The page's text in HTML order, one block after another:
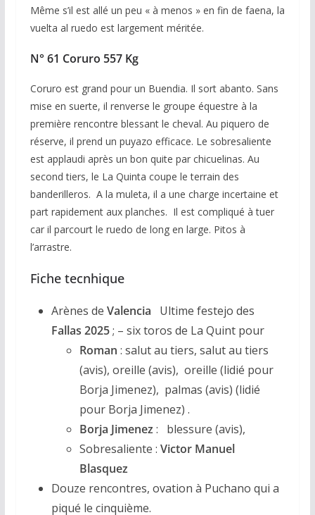
Même s’il est allé un peu « à menos » en fin de faena, la
vuelta al ruedo est largement méritée.
N° 61 Coruro 557 Kg
Coruro est grand pour un Buendia. Il sort abanto. Sans
mise en suerte, il renverse le groupe équestre à la
première rencontre blessant le cheval. Au piquero de
réserve, il prend un puyazo efficace. Le sobresaliente
est applaudi après un bon quite par chicuelinas. Au
second tiers, le La Quinta coupe le terrain des
banderilleros. A la muleta, il a une charge incertaine et
part rapidement aux planches. Il est compliqué à tuer
car il parcourt le ruedo de long en large. Pitos à
l’arrastre.
Fiche tecnhique
Arènes de Valencia Ultime festejo des
Fallas 2025; – six toros de La Quint pour
Roman : salut au tiers, salut au tiers
(avis), oreille (avis), oreille (lidié pour
Borja Jimenez), palmas (avis) (lidié
pour Borja Jimenez) .
Borja Jimenez : blessure (avis),
Sobresaliente : Victor Manuel
Blasquez
Douze rencontres, ovation à Puchano qui a
piqué le cinquième.